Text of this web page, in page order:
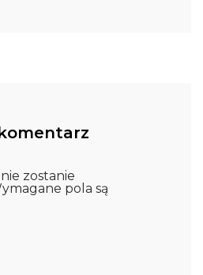
zostanie
pola są